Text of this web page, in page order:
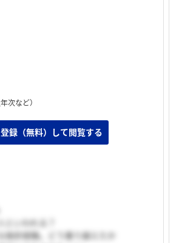
次など）
いわれる？
挫折経験。どう乗り越えたか